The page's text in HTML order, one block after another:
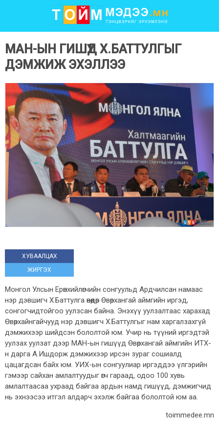
МАН-ЫН ГИШҮҮД Х.БАТТУЛГЫГ
ДЭМЖИЖ ЭХЭЛЛЭЭ
ХУВААЛЦАХ
ЖИРГЭХ
Монгол Улсын Ерөнхийлөгчийн сонгуульд Ардчилсан намаас
нэр дэвшигч Х.Баттулга өнөөдөр Өвөрхангай аймгийн иргэд,
сонгогчидтойгоо уулзсан байна. Энэхүү уулзалтаас харахад
Өвөрхайнгайчууд нэр дэвшигч Х.Баттулгыг нам харгалзахгүй
дэмжихээр шийдсэн бололтой юм. Учир нь түүний иргэдтэй
уулзах уулзат дээр МАН-ын гишүүд Өвөрхангай аймгийн ИТХ-
н дарга А.Ишдорж дэмжихээр ирсэн зураг сошиалд
цацагдсан байх юм. УИХ-ын сонгуулиар иргэддээ үлгэрийн
гэмээр сайхан амлалтуудыг өгч гараад, одоо 100 хувь
амлалтаасаа ухраад байгаа ардын намд гишүүд, дэмжигчид
нь эхнээсээ итгэл алдарч эхэлж байгаа бололтой юм аа.
toimmedee.mn